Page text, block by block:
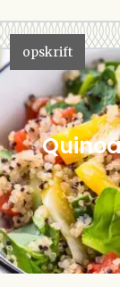
opskrift